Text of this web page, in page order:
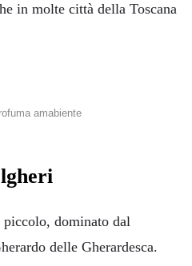
in molte città della Toscana
amabiente
dominato dal
delle Gherardesca.